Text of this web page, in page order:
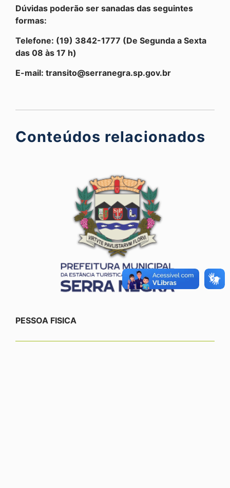
Dúvidas poderão ser sanadas das seguintes
formas:
Telefone: (19) 3842-1777 (De Segunda a Sexta
das 08 às 17 h)
E-mail: transito@serranegra.sp.gov.br
Conteúdos relacionados
PESSOA FISICA